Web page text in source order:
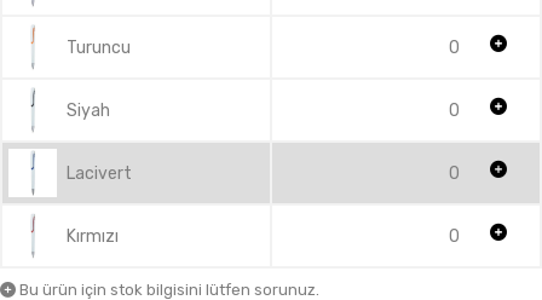
Turuncu 0
Siyah 0
Lacivert 0
Kırmızı 0
Bu ürün için stok bilgisini lütfen sorunuz.